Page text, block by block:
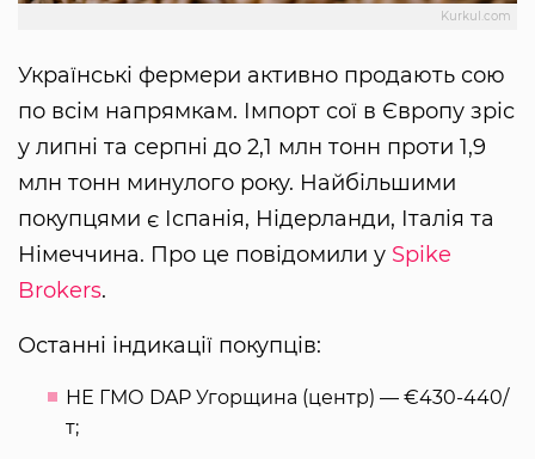
Kurkul.com
Українські фермери активно продають сою
по всім напрямкам. Імпорт сої в Європу зріс
у липні та серпні до 2,1 млн тонн проти 1,9
млн тонн минулого року. Найбільшими
покупцями є Іспанія, Нідерланди, Італія та
Німеччина. Про це повідомили у Spike
Brokers.
Останні індикації покупців:
НЕ ГМО DAP Угорщина (центр) — €430-440/
т;